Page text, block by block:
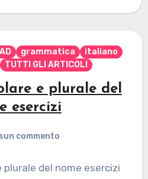
grammatica
italiano
TUTTI GLI ARTICOLI
e plurale del
esercizi
commento
plurale del nome esercizi